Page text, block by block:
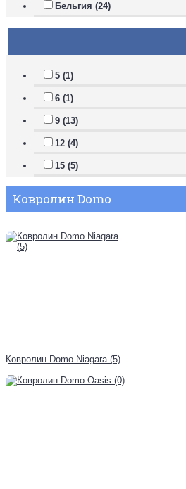
Бельгия (24)
5 (1)
6 (1)
9 (13)
12 (4)
15 (5)
Ковролин Domo
Ковролин Domo Niagara (5)